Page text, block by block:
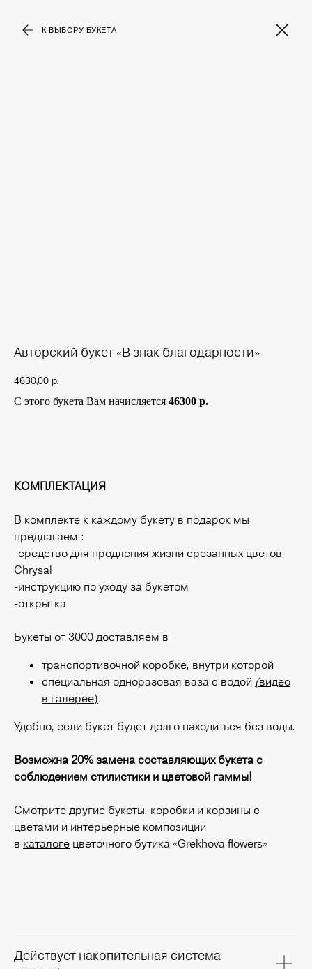
К ВЫБОРУ БУКЕТА
Авторский букет «В знак благодарности»
4630,00 р.
С этого букета Вам начисляется 46300 р.
КОМПЛЕКТАЦИЯ
В комплекте к каждому букету в подарок мы
предлагаем :
-средство для продления жизни срезанных цветов
Chrysal
-инструкцию по уходу за букетом
-открытка
Букеты от 3000 доставляем в
транспортивочной коробке, внутри которой
специальная одноразовая ваза с водой (видео
в галерее).
Удобно, если букет будет долго находиться без воды.
Возможна 20% замена составляющих букета с
соблюдением стилистики и цветовой гаммы!
Смотрите другие букеты, коробки и корзины с
цветами и интерьерные композиции
в каталоге цветочного бутика «Grekhova flowers»
Действует накопительная система